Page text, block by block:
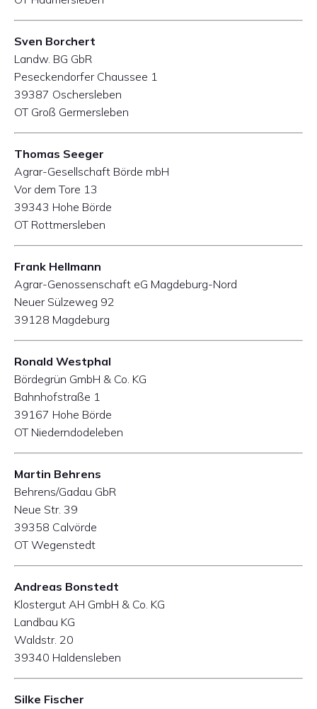
Sven Borchert
Landw. BG GbR
Peseckendorfer Chaussee 1
39387 Oschersleben
OT Groß Germersleben
Thomas Seeger
Agrar-Gesellschaft Börde mbH
Vor dem Tore 13
39343 Hohe Börde
OT Rottmersleben
Frank Hellmann
Agrar-Genossenschaft eG Magdeburg-Nord
Neuer Sülzeweg 92
39128 Magdeburg
Ronald Westphal
Bördegrün GmbH & Co. KG
Bahnhofstraße 1
39167 Hohe Börde
OT Niederndodeleben
Martin Behrens
Behrens/Gadau GbR
Neue Str. 39
39358 Calvörde
OT Wegenstedt
Andreas Bonstedt
Klostergut AH GmbH & Co. KG
Landbau KG
Waldstr. 20
39340 Haldensleben
Silke Fischer